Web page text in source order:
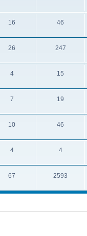
16 46
26 247
4 15
7 19
10 46
4 4
67 2593